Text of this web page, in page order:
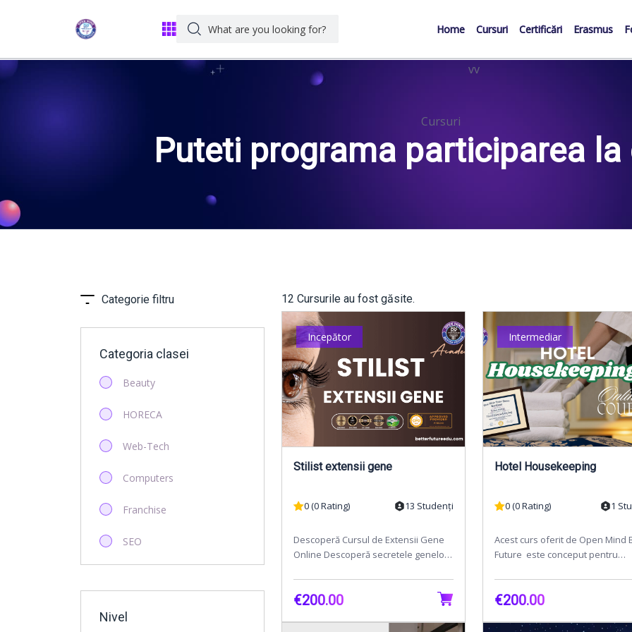
Home Cursuri Certificări Erasmus
vv
Cursuri
Puteti programa participarea la
Categorie filtru
Categoria clasei
Beauty
HORECA
Web-Tech
Computers
Franchise
SEO
Nivel
12 Cursurile au fost găsite.
Incepător
Stilist extensii gene
0 (0 Rating) 13 Studenți
Descoperă Cursul de Extensii Gene
Online Descoperă secretele genelor
Extensii Gene!...
€200.00
Intermediar
Hotel Housekeeping
0 (0 Rating) 1
Acest curs oferit de Open Mind
Future este conceput pentru
înțelegere fund...
€200.00